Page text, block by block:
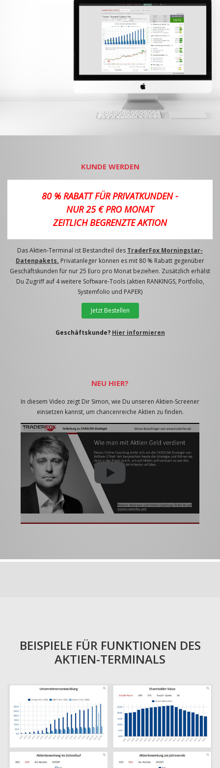
KUNDE WERDEN
80 % RABATT FÜR PRIVATKUNDEN -
NUR 25 € PRO MONAT
ZEITLICH BEGRENZTE AKTION
Das Aktien-Terminal ist Bestandteil des TraderFox Morningstar-
Datenpakets. Privatanleger können es mit 80 % Rabatt gegenüber
Geschäftskunden für nur 25 Euro pro Monat beziehen. Zusätzlich erhälst
Du Zugriff auf 4 weitere Software-Tools (aktien RANKINGS, Portfolio,
Systemfolio und PAPER)
Jetzt Bestellen
Geschäftskunde? Hier informieren
NEU HIER?
In diesem Video zeigt Dir Simon, wie Du unseren Aktien-Screener
einsetzen kannst, um chancenreiche Aktien zu finden.
BEISPIELE FÜR FUNKTIONEN DES
AKTIEN-TERMINALS